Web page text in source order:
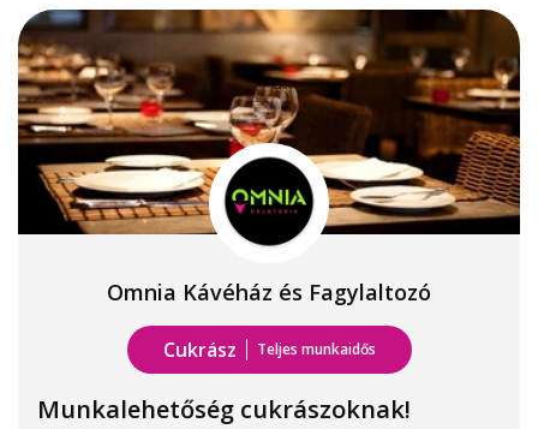
Omnia Kávéház és Fagylaltozó
Cukrász Teljes munkaidős
Munkalehetőség cukrászoknak!